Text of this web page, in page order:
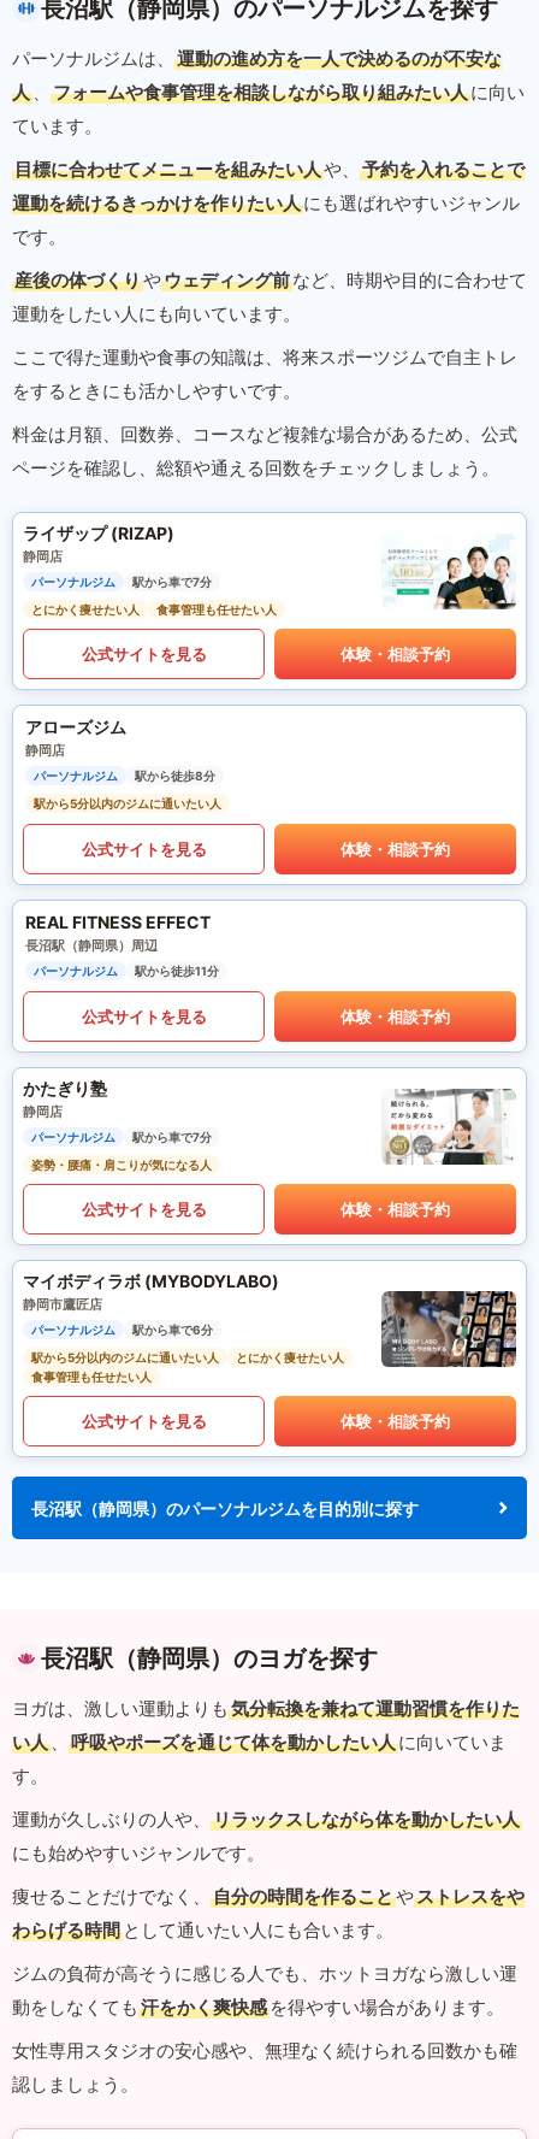
長沼駅（静岡県）のパーソナルジムを探す
パーソナルジムは、
運動の進め方を一人で決めるのが不安な
人 、 フォームや食事管理を相談しながら取り組みたい人に向い
ています。
目標に合わせてメニューを組みたい人や、
予約を入れることで
運動を続けるきっかけを作りたい人にも選ばれやすいジャンル
です。
産後の体づくりやウェディング前など、時期や目的に合わせて
運動をしたい人にも向いています。
ここで得た運動や食事の知識は、将来スポーツジムで自主トレ
をするときにも活かしやすいです。
料金は月額、回数券、コースなど複雑な場合があるため、公式
ページを確認し、総額や通える回数をチェックしましょう。
ライザップ (RIZAP)
静岡店
パーソナルジム
駅から車で7分
とにかく痩せたい人
食事管理も任せたい人
公式サイトを見る 体験・相談予約
アローズジム
静岡店
パーソナルジム
駅から徒歩8分
駅から5分以内のジムに通いたい人
公式サイトを見る 体験・相談予約
REAL FITNESS EFFECT
長沼駅（静岡県）周辺
パーソナルジム 駅から徒歩11分
公式サイトを見る 体験・相談予約
かたぎり塾
静岡店
パーソナルジム
駅から車で7分
姿勢・腰痛・肩こりが気になる人
公式サイトを見る 体験・相談予約
マイボディラボ (MYBODYLABO)
静岡市鷹匠店
パーソナルジム
駅から車で6分
駅から5分以内のジムに通いたい人
とにかく痩せたい人
食事管理も任せたい人
公式サイトを見る 体験・相談予約
長沼駅（静岡県）のパーソナルジムを目的別に探す
長沼駅（静岡県）のヨガを探す
ヨガは、激しい運動よりも 気分転換を兼ねて運動習慣を作りた
い人 、 呼吸やポーズを通じて体を動かしたい人に向いていま
す。
運動が久しぶりの人や、
リラックスしながら体を動かしたい人
にも始めやすいジャンルです。
痩せることだけでなく、
自分の時間を作ることやストレスをや
わらげる時間 として通いたい人にも合います。
ジムの負荷が高そうに感じる人でも、ホットヨガなら激しい運
動をしなくても 汗をかく爽快感 を得やすい場合があります。
女性専用スタジオの安心感や、無理なく続けられる回数かも確
認しましょう。